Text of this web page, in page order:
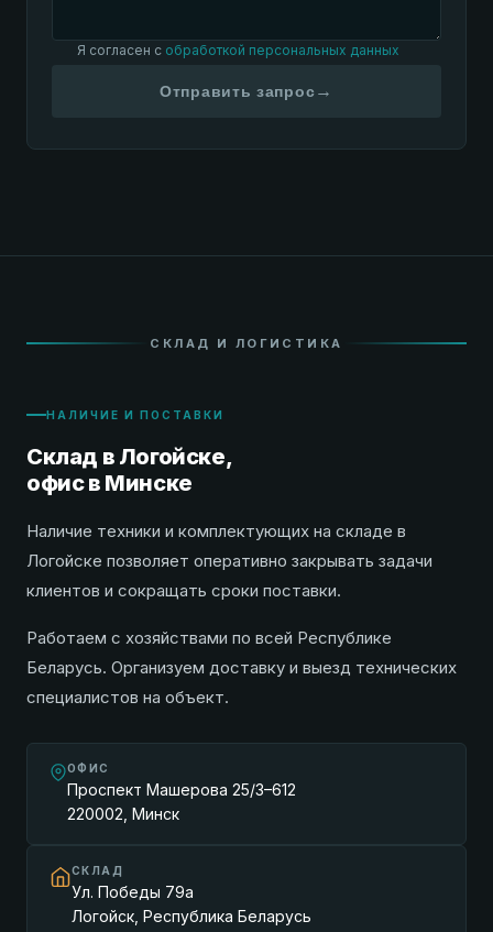
Я согласен с обработкой персональных данных
Отправить запрос→
СКЛАД И ЛОГИСТИКА
НАЛИЧИЕ И ПОСТАВКИ
Склад в Логойске,
офис в Минске
Наличие техники и комплектующих на складе в
Логойске позволяет оперативно закрывать задачи
клиентов и сокращать сроки поставки.
Работаем с хозяйствами по всей Республике
Беларусь. Организуем доставку и выезд технических
специалистов на объект.
ОФИС
Проспект Машерова 25/3–612
220002, Минск
СКЛАД
Ул. Победы 79а
Логойск, Республика Беларусь